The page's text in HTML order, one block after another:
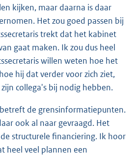
kijken, maar daarna is daar
Het zou goed passen bij
trekt dat het kabinet
gaat maken. Ik zou dus heel
willen weten hoe het
hij dat verder voor zich ziet,
collega's bij nodig hebben.
de grensinformatiepunten.
ook al naar gevraagd. Het
structurele financiering. Ik hoor
heel veel plannen een